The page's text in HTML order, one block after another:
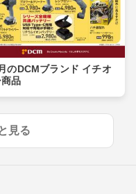
のDCMブランド イチオ
商品
見る